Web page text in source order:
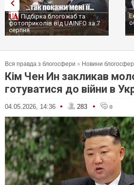
Підбірка блогожаб та
фотоприколів від UAINFO за 7
серпня
Вся правда з блогосфери » Новини
Кім Чен Ин закликав
готуватися до війни в
04.05.2026, 14:36 • 283 • 0